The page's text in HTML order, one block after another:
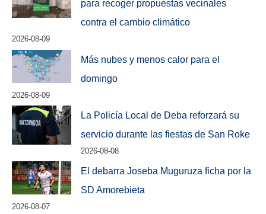
para recoger propuestas vecinales
contra el cambio climático
2026-08-09
Más nubes y menos calor para el
domingo
2026-08-09
La Policía Local de Deba reforzará su
servicio durante las fiestas de San Roke
2026-08-08
El debarra Joseba Muguruza ficha por la
SD Amorebieta
2026-08-07